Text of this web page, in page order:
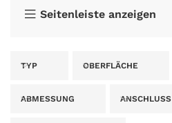
Seitenleiste anzeigen
TYP OBERFLÄCHE
ABMESSUNG ANSCHLUSS